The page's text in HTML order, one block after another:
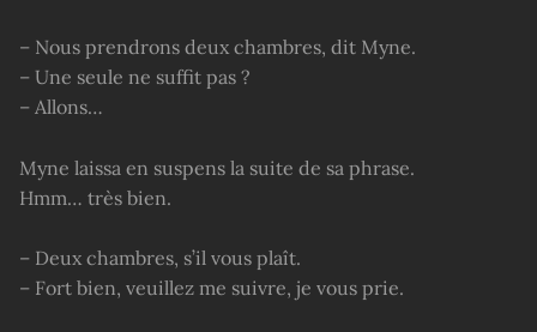
– Nous prendrons deux chambres, dit Myne.
– Une seule ne suffit pas ?
– Allons…
Myne laissa en suspens la suite de sa phrase.
Hmm… très bien.
– Deux chambres, s’il vous plaît.
– Fort bien, veuillez me suivre, je vous prie.